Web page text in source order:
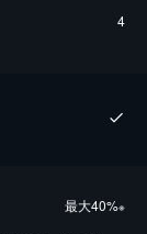
4
最⼤40%※